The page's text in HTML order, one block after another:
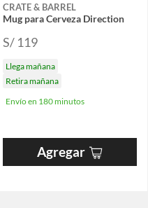
CRATE & BARREL
Mug para Cerveza Direction
S/ 119
Llega mañana
Retira mañana
Envío en 180 minutos
Agregar